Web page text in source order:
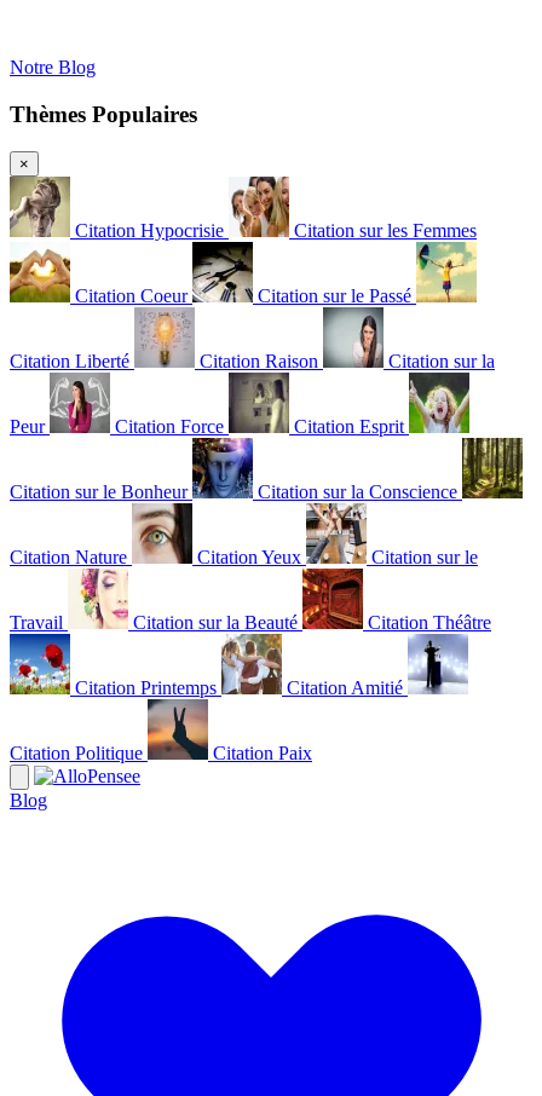
Notre Blog
Thèmes Populaires
×
Citation Hypocrisie Citation sur les Femmes
Citation Coeur Citation sur le Passé
Citation Liberté Citation Raison Citation sur la
Peur Citation Force Citation Esprit
Citation sur le Bonheur Citation sur la Conscience
Citation Nature Citation Yeux Citation sur le
Travail Citation sur la Beauté Citation Théâtre
Citation Printemps Citation Amitié
Citation Politique Citation Paix
Blog